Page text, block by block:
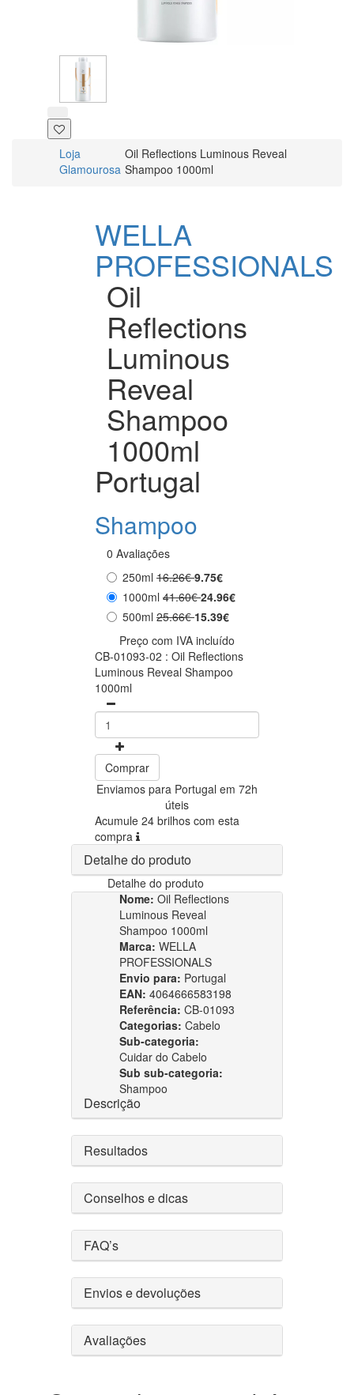
Loja
Glamourosa
Oil Reflections Luminous Reveal
Shampoo 1000ml
WELLA
PROFESSIONALS
Oil
Reflections
Luminous
Reveal
Shampoo
1000ml
Portugal
Shampoo
0 Avaliações
250ml 16.26€9.75€
1000ml 41.60€24.96€
500ml 25.66€15.39€
Preço com IVA incluído
CB-01093-02 : Oil Reflections
Luminous Reveal Shampoo
1000ml
Comprar
Enviamos para Portugal em 72h
úteis
Acumule 24 brilhos com esta
compra
Detalhe do produto
Detalhe do produto
Nome: Oil Reflections
Luminous Reveal
Shampoo 1000ml
Marca: WELLA
PROFESSIONALS
Envio para: Portugal
EAN: 4064666583198
Referência: CB-01093
Categorias: Cabelo
Sub-categoria:
Cuidar do Cabelo
Sub sub-categoria:
Shampoo
Descrição
Resultados
Conselhos e dicas
FAQ’s
Envios e devoluções
Avaliações